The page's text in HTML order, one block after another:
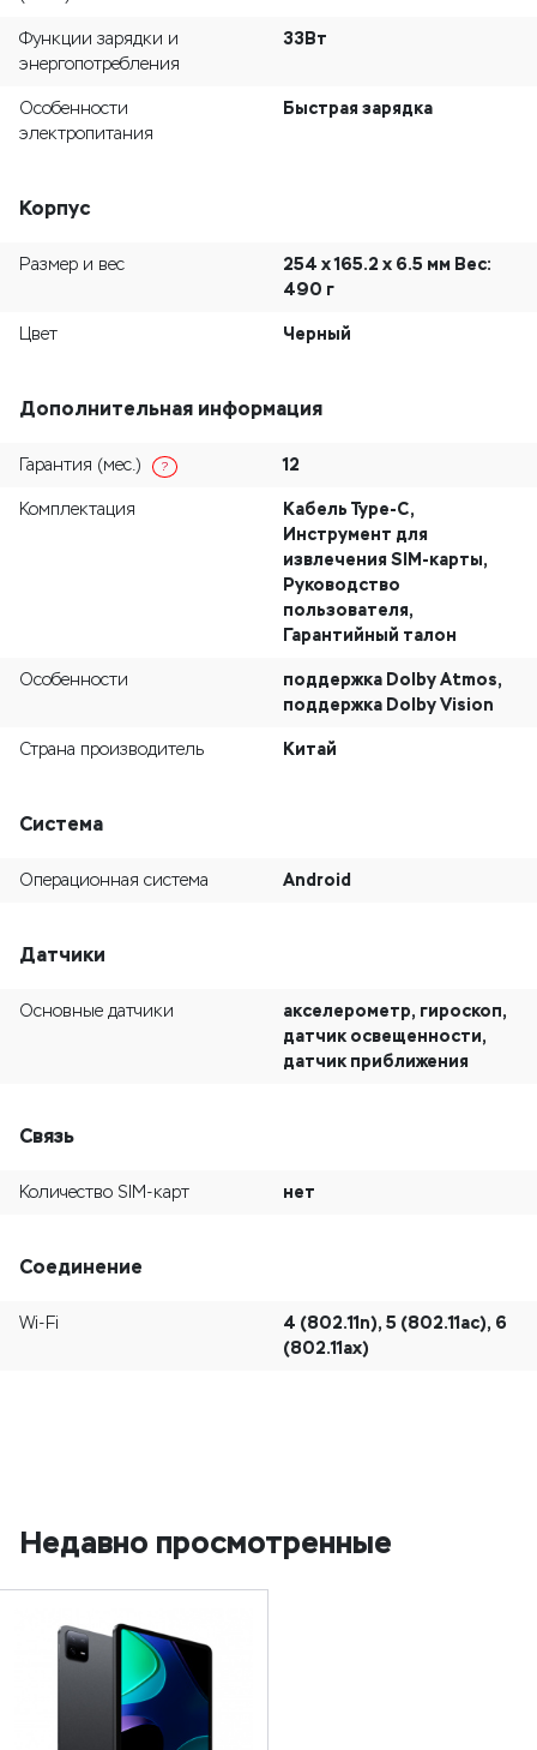
Функции зарядки и
энергопотребления
33Вт
Особенности
электропитания
Быстрая зарядка
Корпус
Размер и вес
254 x 165.2 x 6.5 мм Вес:
490 г
Цвет Черный
Дополнительная информация
Гарантия (мес.) ? 12
Комплектация
Кабель Type-C,
Инструмент для
извлечения SIM-карты,
Руководство
пользователя,
Гарантийный талон
Особенности
поддержка Dolby Atmos,
поддержка Dolby Vision
Страна производитель Китай
Система
Операционная система Android
Датчики
Основные датчики
акселерометр, гироскоп,
датчик освещенности,
датчик приближения
Связь
Количество SIM-карт нет
Соединение
Wi-Fi
4 (802.11n), 5 (802.11ac), 6
(802.11ax)
Недавно просмотренные